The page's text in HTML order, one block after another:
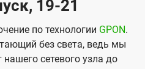
19-21
по технологии GPON.
без света, ведь мы
сетевого узла до